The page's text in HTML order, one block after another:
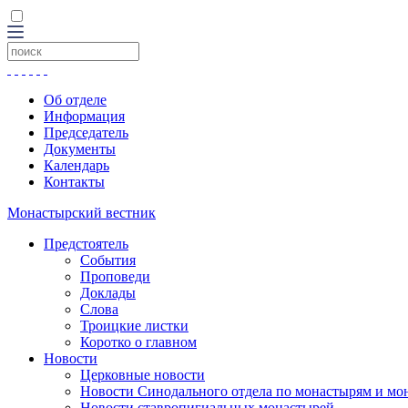
Об отделе
Информация
Председатель
Документы
Календарь
Контакты
Монастырский вестник
Предстоятель
События
Проповеди
Доклады
Слова
Троицкие листки
Коротко о главном
Новости
Церковные новости
Новости Синодального отдела по монастырям и